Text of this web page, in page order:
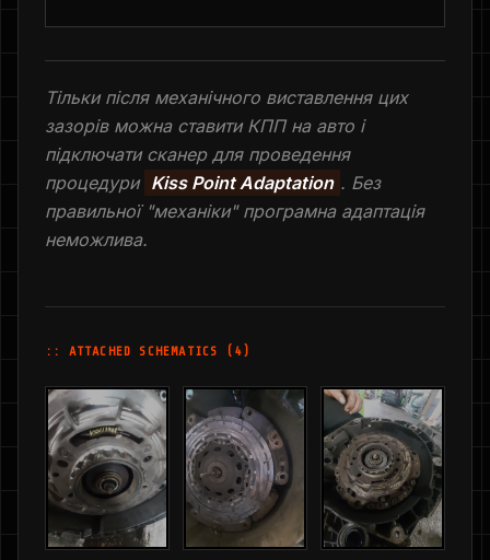
Тільки після механічного виставлення цих
зазорів можна ставити КПП на авто і
підключати сканер для проведення
процедури Kiss Point Adaptation . Без
правильної "механіки" програмна адаптація
неможлива.
:: ATTACHED SCHEMATICS (4)